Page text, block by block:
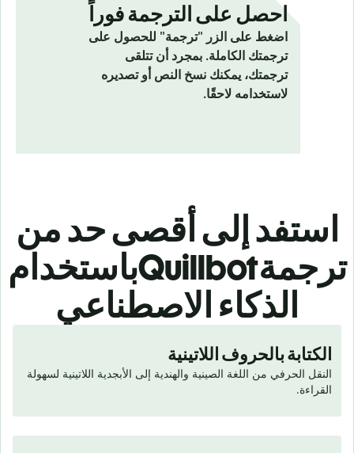
احصل على الترجمة فوراً
اضغط على الزر "ترجمة" للحصول على
ترجمتك الكاملة. بمجرد أن تتلقى
ترجمتك، يمكنك نسخ النص أو تصديره
لاستخدامه لاحقًا.
استفد إلى أقصى حد من
ترجمةQuillbotباستخدام
الذكاء الاصطناعي
الكتابة بالحروف اللاتينية
القراءة.